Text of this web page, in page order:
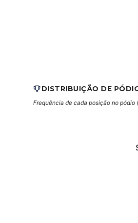
DISTRIBUIÇÃO DE
Frequência de cada posição no pódio